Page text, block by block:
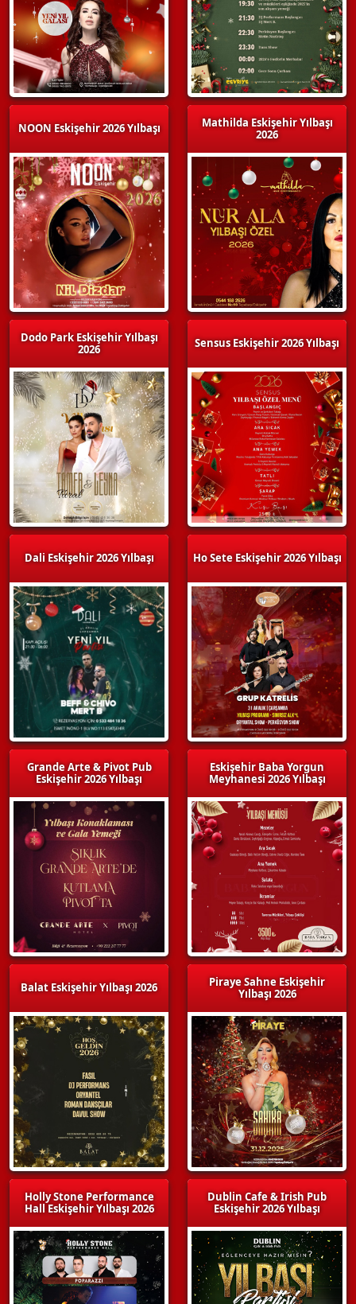
NOON Eskişehir 2026 Yılbaşı
Dodo Park Eskişehir Yılbaşı
2026
Dali Eskişehir 2026 Yılbaşı
Grande Arte & Pivot Pub
Eskişehir 2026 Yılbaşı
Balat Eskişehir Yılbaşı 2026
Holly Stone Performance
Hall Eskişehir Yılbaşı 2026
Mathilda Eskişehir Yılbaşı
2026
Sensus Eskişehir 2026 Yılbaşı
Ho Sete Eskişehir 2026 Yılbaşı
Eskişehir Baba Yorgun
Meyhanesi 2026 Yılbaşı
Piraye Sahne Eskişehir
Yılbaşı 2026
Dublin Cafe & Irish Pub
Eskişehir 2026 Yılbaşı